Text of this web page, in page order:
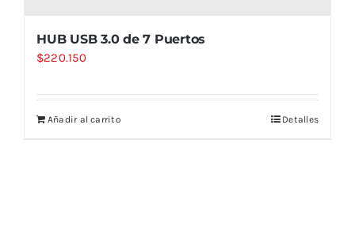
HUB USB 3.0 de 7 Puertos
$220.150
Añadir al carrito Detalles